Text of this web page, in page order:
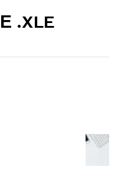
.XLE